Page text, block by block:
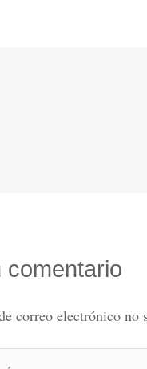
comentario
correo electrónico no